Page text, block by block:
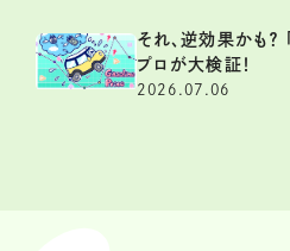
それ、逆効果かも？
プロが大検証！
2026.07.06